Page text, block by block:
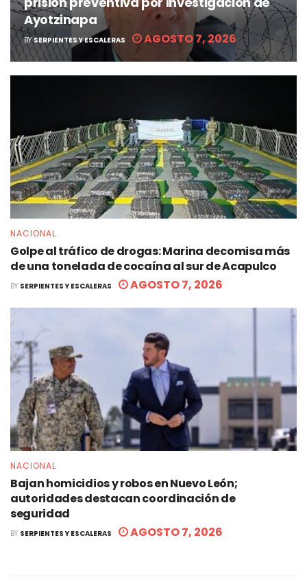
Ayotzinapa
BY SERPIENTES Y ESCALERAS AGOSTO 7, 2026
NACIONAL
Golpe al tráfico de drogas: Marina decomisa más
de una tonelada de cocaína al sur de Acapulco
BY SERPIENTES Y ESCALERAS AGOSTO 7, 2026
NACIONAL
Bajan homicidios y robos en Nuevo León;
autoridades destacan coordinación de
seguridad
BY SERPIENTES Y ESCALERAS AGOSTO 7, 2026